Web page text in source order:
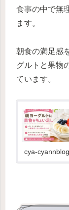
食事の中で無
ます。
朝食の満足感
グルトと果物
ています。
cya-